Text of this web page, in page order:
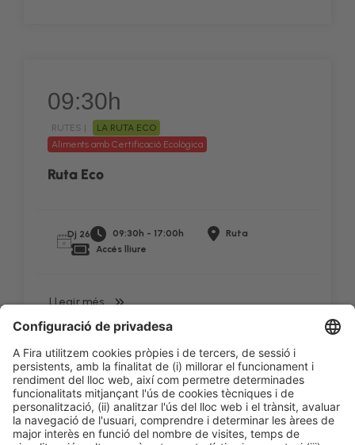
09:30h
RUTES |
LA RUTA ECO
Aliments amb Certificació Ecològica
Ruta Eco
Dj 26 09:30h - 17:00h
Ruta
Accés lliure
LLegir més